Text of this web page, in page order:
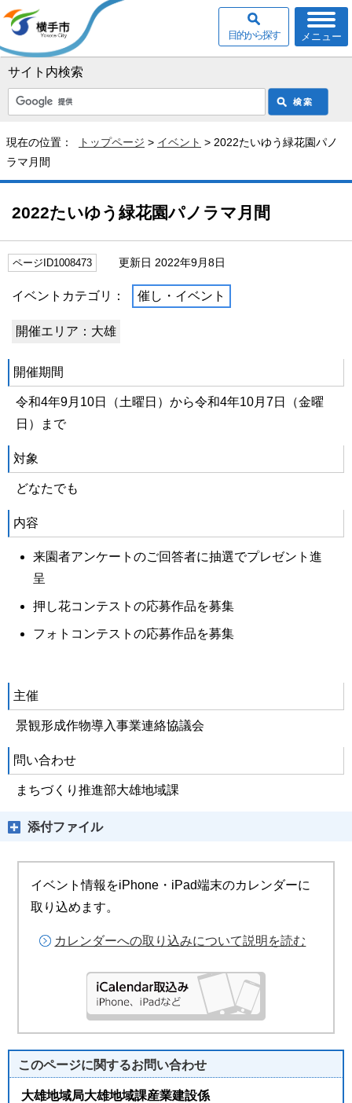
サイト内検索
メニュー
目的から探す
現在の位置： トップページ > イベント > 2022たいゆう緑花園パノ
ラマ月間
2022たいゆう緑花園パノラマ月間
ページID1008473 更新日 2022年9月8日
イベントカテゴリ： 催し・イベント
開催エリア：大雄
開催期間
令和4年9月10日（土曜日）から令和4年10月7日（金曜
日）まで
対象
どなたでも
内容
来園者アンケートのご回答者に抽選でプレゼント進
呈
押し花コンテストの応募作品を募集
フォトコンテストの応募作品を募集
主催
景観形成作物導入事業連絡協議会
問い合わせ
まちづくり推進部大雄地域課
添付ファイル
イベント情報をiPhone・iPad端末のカレンダーに
取り込めます。
カレンダーへの取り込みについて説明を読む
このページに関するお問い合わせ
大雄地域局大雄地域課産業建設係